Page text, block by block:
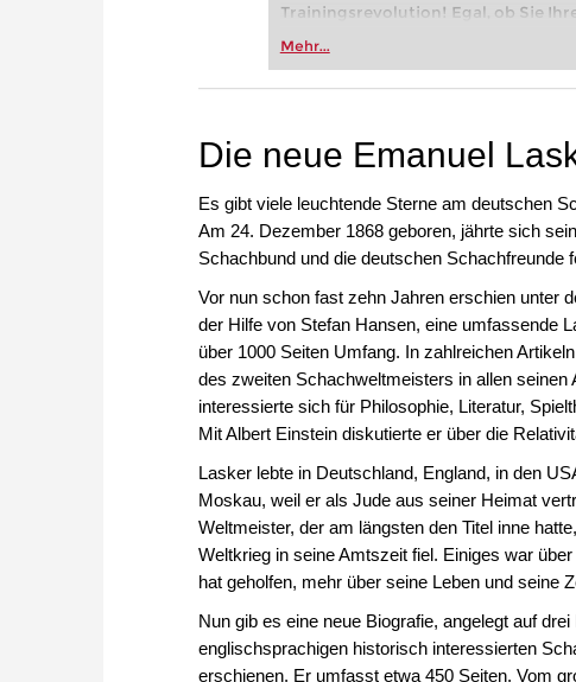
Trainingsrevolution! Egal, ob Sie
Vereinsschachs machen oder
zuvor.
Mehr...
Die neue Emanuel
Es gibt viele leuchtende Sterne am deutschen
Am 24. Dezember 1868 geboren, jährte sich
Schachbund und die deutschen Schachfreunde
Vor nun schon fast zehn Jahren erschien unter
der Hilfe von Stefan Hansen, eine umfassende
über 1000 Seiten Umfang. In zahlreichen
des zweiten Schachweltmeisters in allen
interessierte sich für Philosophie, Literatur,
Mit Albert Einstein diskutierte er über die
Lasker lebte in Deutschland, England, in den
Moskau, weil er als Jude aus seiner Heimat
Weltmeister, der am längsten den Titel inne
Weltkrieg in seine Amtszeit fiel. Einiges war
hat geholfen, mehr über seine Leben und seine
Nun gib es eine neue Biografie, angelegt auf
englischsprachigen historisch interessierten
erschienen. Er umfasst etwa 450 Seiten. Vom